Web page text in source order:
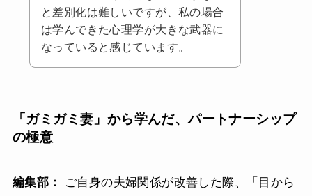
と差別化は難しいですが、私の場合
は学んできた心理学が大きな武器に
なっていると感じています。
「ガミガミ妻」から学んだ、パートナーシップ
の極意
編集部：
ご自身の夫婦関係が改善した際、「目から